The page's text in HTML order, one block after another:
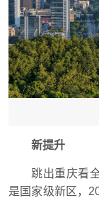
新提升
跳出重庆看
是国家级新区，